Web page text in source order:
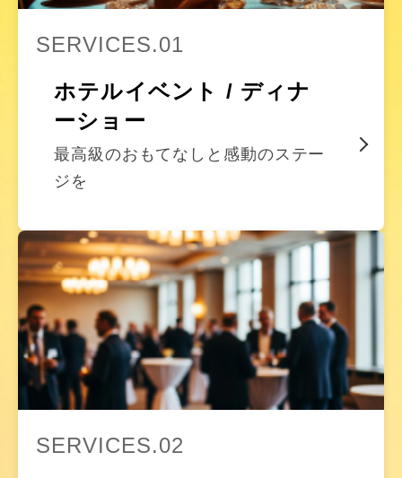
SERVICES.01
ホテルイベント / ディナ
ーショー
最高級のおもてなしと感動のステー
ジを
SERVICES.02